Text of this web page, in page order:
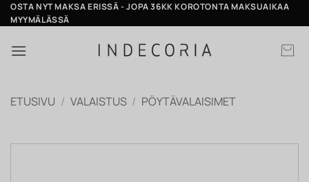
Skip
to
OSTA NYT MAKSA ERISSÄ - JOPA 36KK KOROTONTA MAKSUAIKAA
MYYMÄLÄSSÄ
ETUSIVU / VALAISTUS / PÖYTÄVALAISIMET